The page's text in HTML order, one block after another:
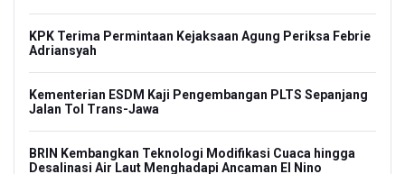
KPK Terima Permintaan Kejaksaan Agung Periksa Febrie
Adriansyah
Kementerian ESDM Kaji Pengembangan PLTS Sepanjang
Jalan Tol Trans-Jawa
BRIN Kembangkan Teknologi Modifikasi Cuaca hingga
Desalinasi Air Laut Menghadapi Ancaman El Nino